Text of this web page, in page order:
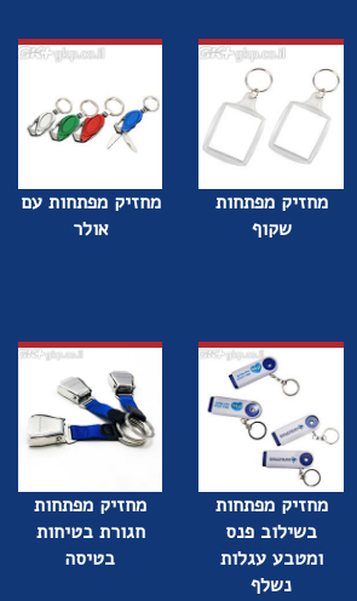
מחזיק מפתחות
שקוף
מחזיק מפתחות עם
אולר
מחזיק מפתחות
בשילוב פנס
ומטבע עגלות
נשלף
מחזיק מפתחות
חגורת בטיחות
בטיסה